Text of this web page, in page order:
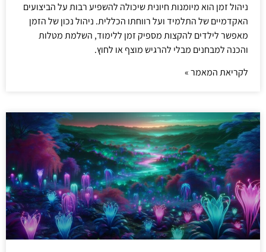
ניהול זמן הוא מיומנות חיונית שיכולה להשפיע רבות על הביצועים
האקדמיים של התלמיד ועל רווחתו הכללית. ניהול נכון של הזמן
מאפשר לילדים להקצות מספיק זמן ללימוד, השלמת מטלות
והכנה למבחנים מבלי להרגיש מוצף או לחוץ.
לקריאת המאמר »